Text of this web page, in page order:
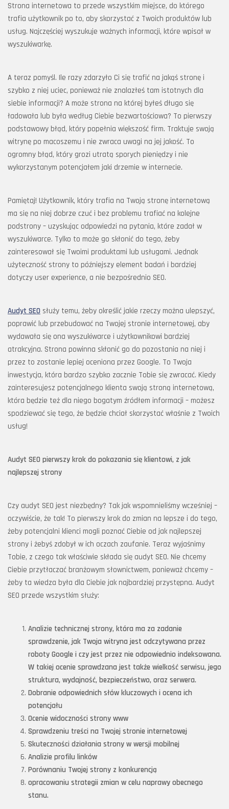
Strona internetowa to przede wszystkim miejsce, do którego
trafia użytkownik po to, aby skorzystać z Twoich produktów lub
usług. Najczęściej wyszukuje ważnych informacji, które wpisał w
wyszukiwarkę.
A teraz pomyśl. Ile razy zdarzyło Ci się trafić na jakąś stronę i
szybko z niej uciec, ponieważ nie znalazłeś tam istotnych dla
siebie informacji? A może strona na której byłeś długo się
ładowała lub była według Ciebie bezwartościowa? To pierwszy
podstawowy błąd, który popełnia większość firm. Traktuje swoją
witrynę po macoszemu i nie zwraca uwagi na jej jakość. To
ogromny błąd, który grozi utratą sporych pieniędzy i nie
wykorzystanym potencjałem jaki drzemie w internecie.
Pamiętaj! Użytkownik, który trafia na Twoją stronę internetową
ma się na niej dobrze czuć i bez problemu trafiać na kolejne
podstrony – uzyskując odpowiedzi na pytania, które zadał w
wyszukiwarce. Tylko to może go skłonić do tego, żeby
zainteresował się Twoimi produktami lub usługami. Jednak
użyteczność strony to późniejszy element badań i bardziej
dotyczy user experience, a nie bezpośrednio SEO.
Audyt SEO służy temu, żeby określić jakie rzeczy można ulepszyć,
poprawić lub przebudować na Twojej stronie internetowej, aby
wydawała się ona wyszukiwarce i użytkownikowi bardziej
atrakcyjna. Strona powinna skłonić go do pozostania na niej i
przez to zostanie lepiej oceniona przez Google. To Twoja
inwestycja, która bardzo szybko zacznie Tobie się zwracać. Kiedy
zainteresujesz potencjalnego klienta swoją stroną internetową,
która będzie też dla niego bogatym źródłem informacji – możesz
spodziewać się tego, że będzie chciał skorzystać właśnie z Twoich
usług!
Audyt SEO pierwszy krok do pokazania się klientowi, z jak
najlepszej strony
Czy audyt SEO jest niezbędny? Tak jak wspomnieliśmy wcześniej –
oczywiście, że tak! To pierwszy krok do zmian na lepsze i do tego,
żeby potencjalni klienci mogli poznać Ciebie od jak najlepszej
strony i żebyś zdobył w ich oczach zaufanie. Teraz wyjaśnimy
Tobie, z czego tak właściwie składa się audyt SEO. Nie chcemy
Ciebie przytłaczać branżowym słownictwem, ponieważ chcemy –
żeby ta wiedza była dla Ciebie jak najbardziej przystępna. Audyt
SEO przede wszystkim służy:
Analizie technicznej strony, która ma za zadanie
sprawdzenie, jak Twoja witryna jest odczytywana przez
roboty Google i czy jest przez nie odpowiednio indeksowana.
W takiej ocenie sprawdzana jest także wielkość serwisu, jego
struktura, wydajność, bezpieczeństwo, oraz serwera.
Dobranie odpowiednich słów kluczowych i ocena ich
potencjału
Ocenie widoczności strony www
Sprawdzeniu treści na Twojej stronie internetowej
Skuteczności działania strony w wersji mobilnej
Analizie profilu linków
Porównaniu Twojej strony z konkurencją
opracowaniu strategii zmian w celu naprawy obecnego
stanu.